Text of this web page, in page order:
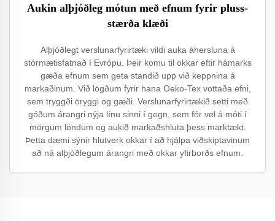
Aukin alþjóðleg mótun með efnum fyrir pluss-
stærða klæði
Alþjóðlegt verslunarfyrirtæki vildi auka áhersluna á
stórmætisfatnað í Evrópu. Þeir komu til okkar eftir hámarks
gæða efnum sem geta standið upp við keppnina á
markaðinum. Við lögðum fyrir hana Oeko-Tex vottaða efni,
sem tryggði öryggi og gæði. Verslunarfyrirtækið setti með
góðum árangri nýja línu sinni í gegn, sem fór vel á móti í
mörgum löndum og aukið markaðshluta þess marktækt.
Þetta dæmi sýnir hlutverk okkar í að hjálpa viðskiptavinum
að ná alþjóðlegum árangri með okkar yfirborðs efnum.